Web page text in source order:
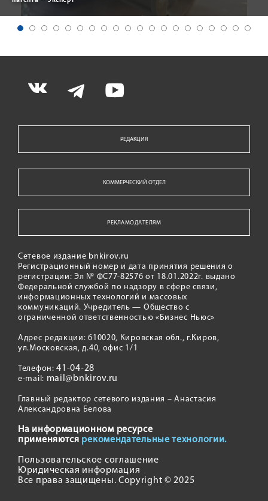
РЕДАКЦИЯ
КОММЕРЧЕСКИЙ ОТДЕЛ
РЕКЛАМОДАТЕЛЯМ
Сетевое издание bnkirov.ru
Регистрационный номер и дата принятия решения о
регистрации: Эл № ФС77-82576 от 18.01.2022г. выдано
Федеральной службой по надзору в сфере связи,
информационных технологий и массовых
коммуникаций. Учредитель — Общество с
ограниченной ответственностью «Бизнес Ньюс»
Адрес редакции: 610020, Кировская обл., г.Киров,
ул.Московская, д.40, офис 1/1
Телефон:41-04-28
e-mail: mail@bnkirov.ru
Главный редактор сетевого издания – Анастасия
Александровна Белова
На информационном ресурсе
применяются рекомендательные технологии.
Пользовательское соглашение
Юридическая информация
Все права защищены. Copyright © 2025